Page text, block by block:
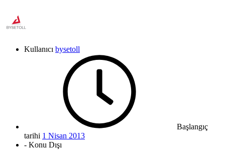
Kullanıcı bysetoll
Başlangıç
tarihi 1 Nisan 2013
- Konu Dışı